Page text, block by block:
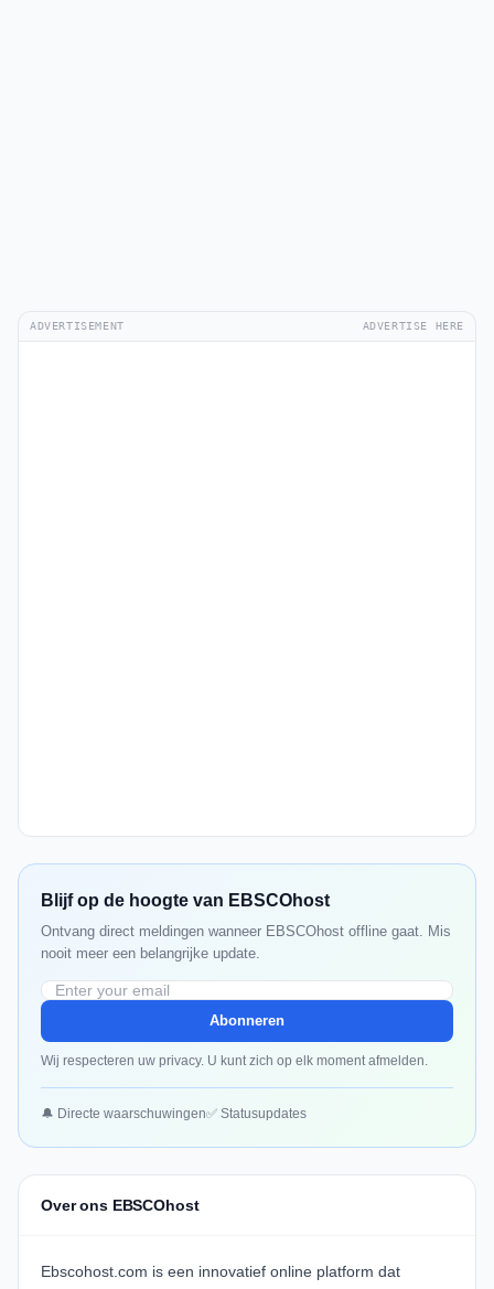
ADVERTISEMENT ADVERTISE HERE
Blijf op de hoogte van EBSCOhost
Ontvang direct meldingen wanneer EBSCOhost offline gaat. Mis
nooit meer een belangrijke update.
Abonneren
Wij respecteren uw privacy. U kunt zich op elk moment afmelden.
🔔 Directe waarschuwingen✅ Statusupdates
Over ons EBSCOhost
Ebscohost.com is een innovatief online platform dat